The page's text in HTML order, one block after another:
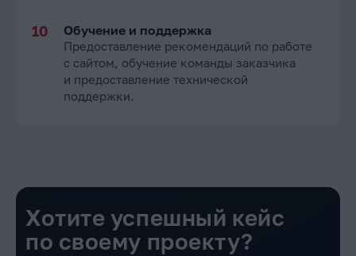
Обучение и поддержка
Предоставление рекомендаций по работе
с сайтом, обучение команды заказчика
и предоставление технической
поддержки.
Хотите успешный кейс
по своему проекту?